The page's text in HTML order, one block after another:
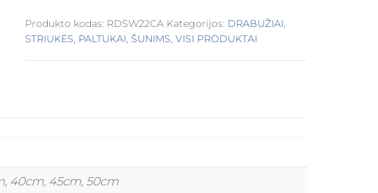
Produkto kodas: RDSW22CA Kategorijos: DRABUŽIAI,
STRIUKĖS, PALTUKAI, ŠUNIMS,VISI PRODUKTAI
40cm, 45cm, 50cm